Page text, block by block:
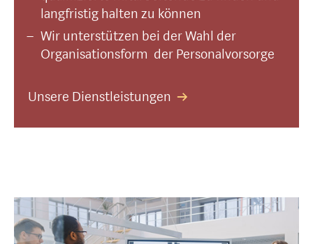
langfristig halten zu können
Wir unterstützen bei der Wahl der
Organisationsform der Personalvorsorge
Unsere Dienstleistungen